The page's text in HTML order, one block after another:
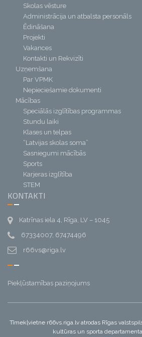
Skolas vēsture
Administrācija un atbalsta personāls
Ēdināšana
Projekti
Vakances
Kontakti un Rekvizīti
Uzņemšana
Par VPMK
Nepieciešamie dokumenti
Mācības
Speciālās izglītības programmas
Stundu laiki
Klases un telpas
“Latvijas skolas soma”
Sasniegumi mācībās
Sports
Karjeras izglītība
STEM
KONTAKTI
Katrīnas iela 4, Rīga, LV – 1045
67334007, 67474496
r66vs@riga.lv
Piekļūstamības paziņojums
Tīmekļvietne r66vs.riga.lv atrodas Rīgas
kultūras un sporta